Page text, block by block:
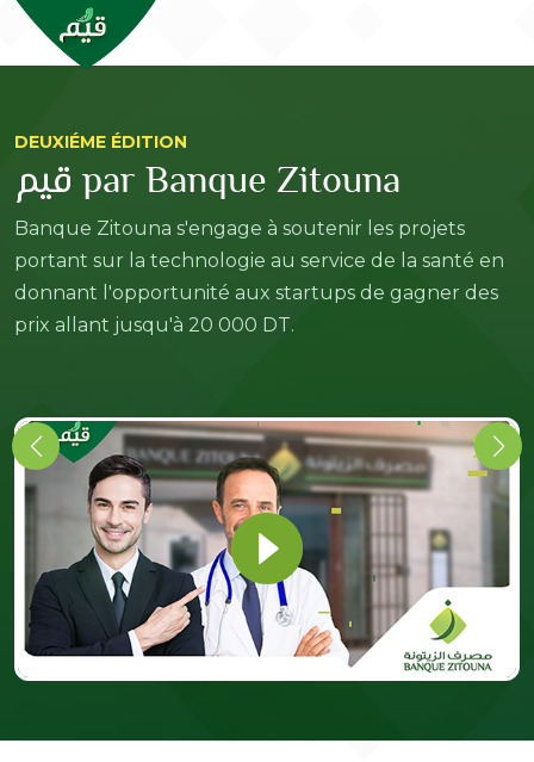
DEUXIÉME ÉDITION
قيم par Banque Zitouna
Banque Zitouna s'engage à soutenir les projets
portant sur la technologie au service de la santé en
donnant l'opportunité aux startups de gagner des
prix allant jusqu'à 20 000 DT.